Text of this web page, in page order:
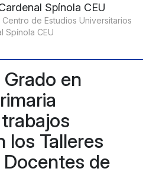
en
los Talleres
de